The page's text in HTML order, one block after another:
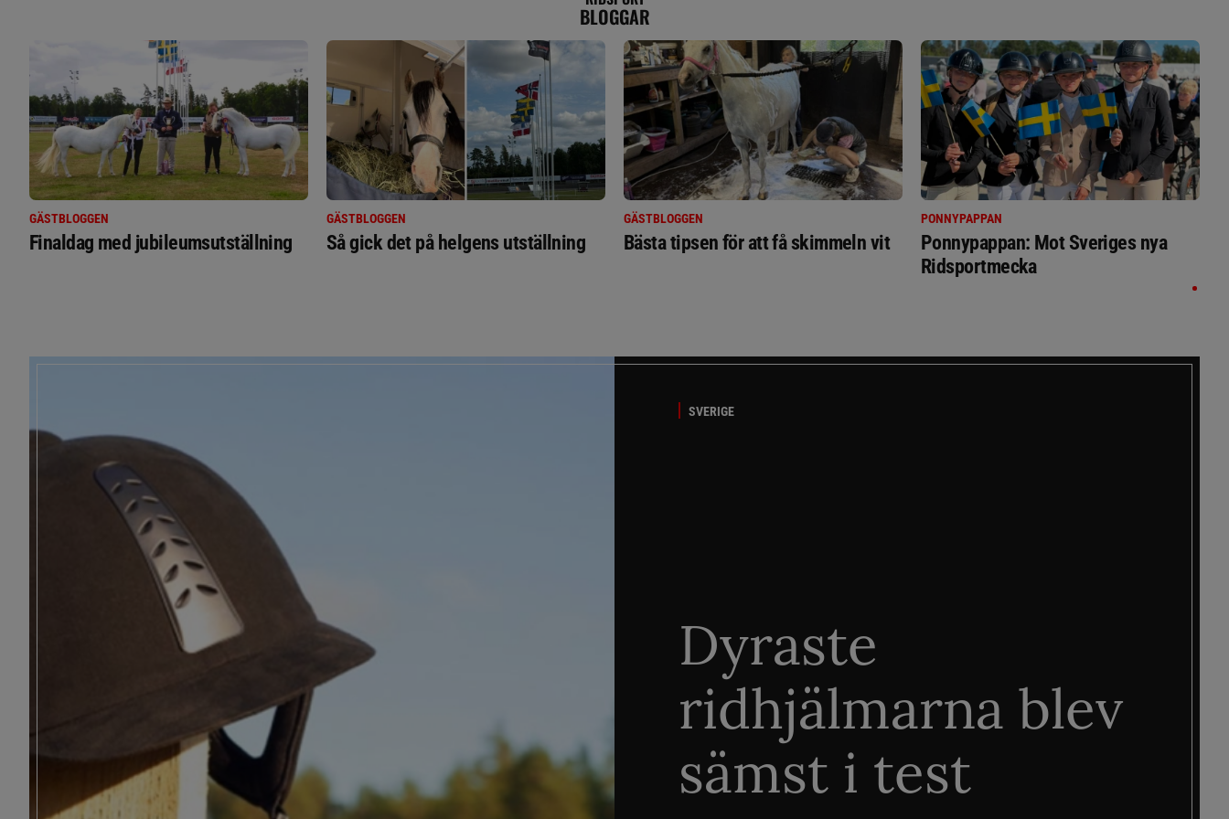
BLOGGAR
GÄSTBLOGGEN
Finaldag med jubileumsutställning
GÄSTBLOGGEN
Så gick det på helgens utställning
GÄSTBLOGGEN
Bästa tipsen för att få skimmeln vit
PONNYPAPPAN
Ponnypappan: Mot Sveriges nya
Ridsportmecka
SVERIGE
Dyraste
ridhjälmarna blev
sämst i test